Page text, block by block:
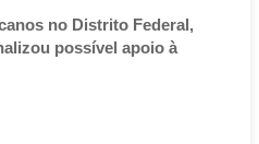
no Distrito Federal,
possível apoio à